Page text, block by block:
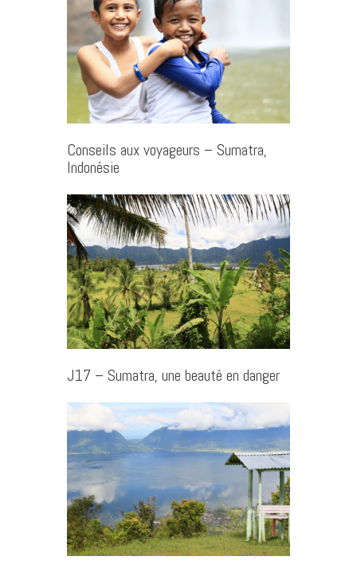
Conseils aux voyageurs – Sumatra,
Indonésie
J17 – Sumatra, une beauté en danger